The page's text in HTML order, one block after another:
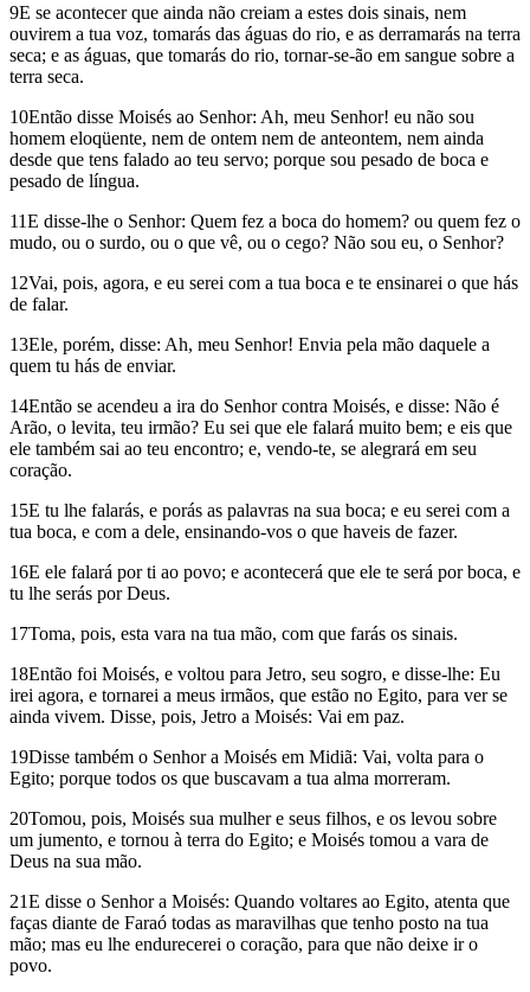
9E se acontecer que ainda não creiam a estes dois sinais, nem
ouvirem a tua voz, tomarás das águas do rio, e as derramarás na terra
seca; e as águas, que tomarás do rio, tornar-se-ão em sangue sobre a
terra seca.
10Então disse Moisés ao Senhor: Ah, meu Senhor! eu não sou
homem eloqüente, nem de ontem nem de anteontem, nem ainda
desde que tens falado ao teu servo; porque sou pesado de boca e
pesado de língua.
11E disse-lhe o Senhor: Quem fez a boca do homem? ou quem fez o
mudo, ou o surdo, ou o que vê, ou o cego? Não sou eu, o Senhor?
12Vai, pois, agora, e eu serei com a tua boca e te ensinarei o que hás
de falar.
13Ele, porém, disse: Ah, meu Senhor! Envia pela mão daquele a
quem tu hás de enviar.
14Então se acendeu a ira do Senhor contra Moisés, e disse: Não é
Arão, o levita, teu irmão? Eu sei que ele falará muito bem; e eis que
ele também sai ao teu encontro; e, vendo-te, se alegrará em seu
coração.
15E tu lhe falarás, e porás as palavras na sua boca; e eu serei com a
tua boca, e com a dele, ensinando-vos o que haveis de fazer.
16E ele falará por ti ao povo; e acontecerá que ele te será por boca, e
tu lhe serás por Deus.
17Toma, pois, esta vara na tua mão, com que farás os sinais.
18Então foi Moisés, e voltou para Jetro, seu sogro, e disse-lhe: Eu
irei agora, e tornarei a meus irmãos, que estão no Egito, para ver se
ainda vivem. Disse, pois, Jetro a Moisés: Vai em paz.
19Disse também o Senhor a Moisés em Midiã: Vai, volta para o
Egito; porque todos os que buscavam a tua alma morreram.
20Tomou, pois, Moisés sua mulher e seus filhos, e os levou sobre
um jumento, e tornou à terra do Egito; e Moisés tomou a vara de
Deus na sua mão.
21E disse o Senhor a Moisés: Quando voltares ao Egito, atenta que
faças diante de Faraó todas as maravilhas que tenho posto na tua
mão; mas eu lhe endurecerei o coração, para que não deixe ir o
povo.